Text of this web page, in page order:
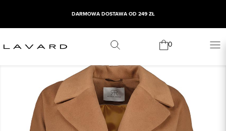
DARMOWA DOSTAWA OD 249 ZŁ
0